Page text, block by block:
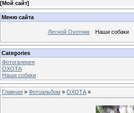
[Мой сайт]
Меню сайта
Лесной Охотник Наши собаки
Categories
Фотогалерея
ОХОТА
Наши собаки
Главная » Фотоальбом » ОХОТА »